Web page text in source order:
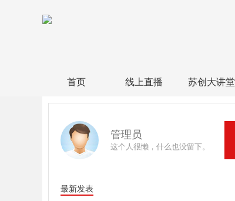
首页 线上直播 苏创大讲堂
管理员
这个人很懒，什么也没留下。
最新发表